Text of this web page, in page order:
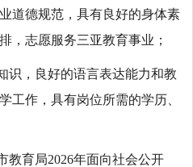
道德规范，具有良好的身体素
，志愿服务三亚教育事业；
识，良好的语言表达能力和教
工作，具有岗位所需的学历、
教育局2026年面向社会公开